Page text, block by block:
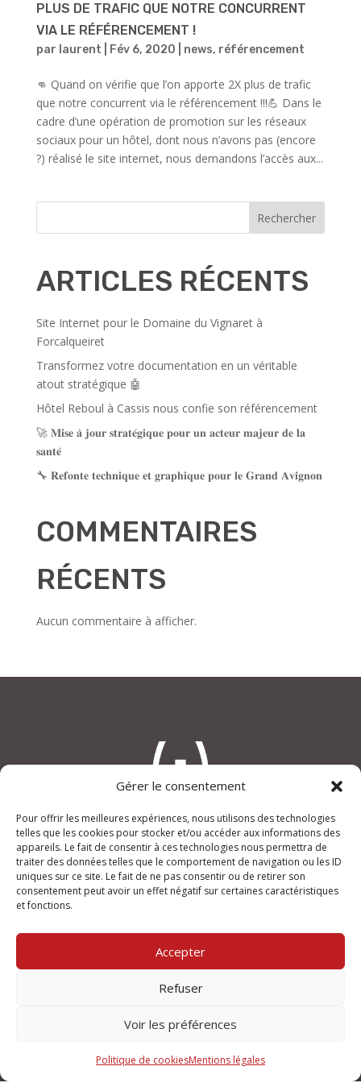
Gérer le consentement
Pour offrir les meilleures expériences, nous utilisons des technologies
telles que les cookies pour stocker et/ou accéder aux informations des
appareils. Le fait de consentir à ces technologies nous permettra de
traiter des données telles que le comportement de navigation ou les ID
uniques sur ce site. Le fait de ne pas consentir ou de retirer son
consentement peut avoir un effet négatif sur certaines caractéristiques
et fonctions.
Accepter
Refuser
Voir les préférences
Politique de cookiesMentions légales
PLUS DE TRAFIC QUE NOTRE CONCURRENT
VIA LE RÉFÉRENCEMENT !
par laurent Fév 6, 2020 news, référencement
👊 Quand on vérifie que l’on apporte 2X plus de trafic
que notre concurrent via le référencement !!!💪 Dans le
cadre d’une opération de promotion sur les réseaux
sociaux pour un hôtel, dont nous n’avons pas (encore
?) réalisé le site internet, nous demandons l’accès aux...
Rechercher
ARTICLES RÉCENTS
Site Internet pour le Domaine du Vignaret à
Forcalqueiret
Transformez votre documentation en un véritable
atout stratégique 🤖
Hôtel Reboul à Cassis nous confie son référencement
🚀 𝐌𝐢𝐬𝐞 𝐚̀ 𝐣𝐨𝐮𝐫 𝐬𝐭𝐫𝐚𝐭𝐞́𝐠𝐢𝐪𝐮𝐞 𝐩𝐨𝐮𝐫 𝐮𝐧 𝐚𝐜𝐭𝐞𝐮𝐫 𝐦𝐚𝐣𝐞𝐮𝐫 𝐝𝐞 𝐥𝐚
𝐬𝐚𝐧𝐭𝐞́
🔧 𝐑𝐞𝐟𝐨𝐧𝐭𝐞 𝐭𝐞𝐜𝐡𝐧𝐢𝐪𝐮𝐞 𝐞𝐭 𝐠𝐫𝐚𝐩𝐡𝐢𝐪𝐮𝐞 𝐩𝐨𝐮𝐫 𝐥𝐞 𝐆𝐫𝐚𝐧𝐝 𝐀𝐯𝐢𝐠𝐧𝐨𝐧
COMMENTAIRES
RÉCENTS
Aucun commentaire à afficher.
An(i)mage
“Le Verdi”, rue Joseph Lafond
13400 AUBAGNE
de 9h à 12h et de 14h à 18h.